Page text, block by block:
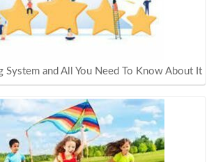
System and All You Need To Know About It